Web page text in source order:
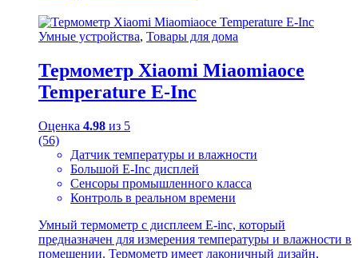
Умные устройства, Товары для дома
Термометр Xiaomi Miaomiaoce
Temperature E-Inc
Оценка 4.98 из 5
(56)
Датчик температуры и влажности
Большой E-Inc дисплей
Сенсоры промышленного класса
Контроль в реальном времени
Умный термометр с дисплеем E-inc, который
предназначен для измерения температуры и влажности в
помещении. Термометр имеет лаконичный дизайн,